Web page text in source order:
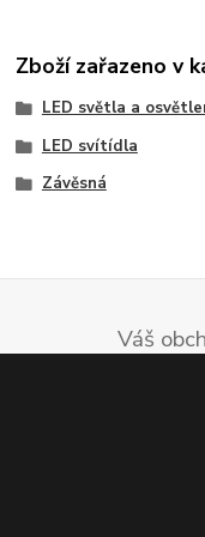
Zboží zařazeno v
LED světla a
LED svítídla
Závěsná
Váš